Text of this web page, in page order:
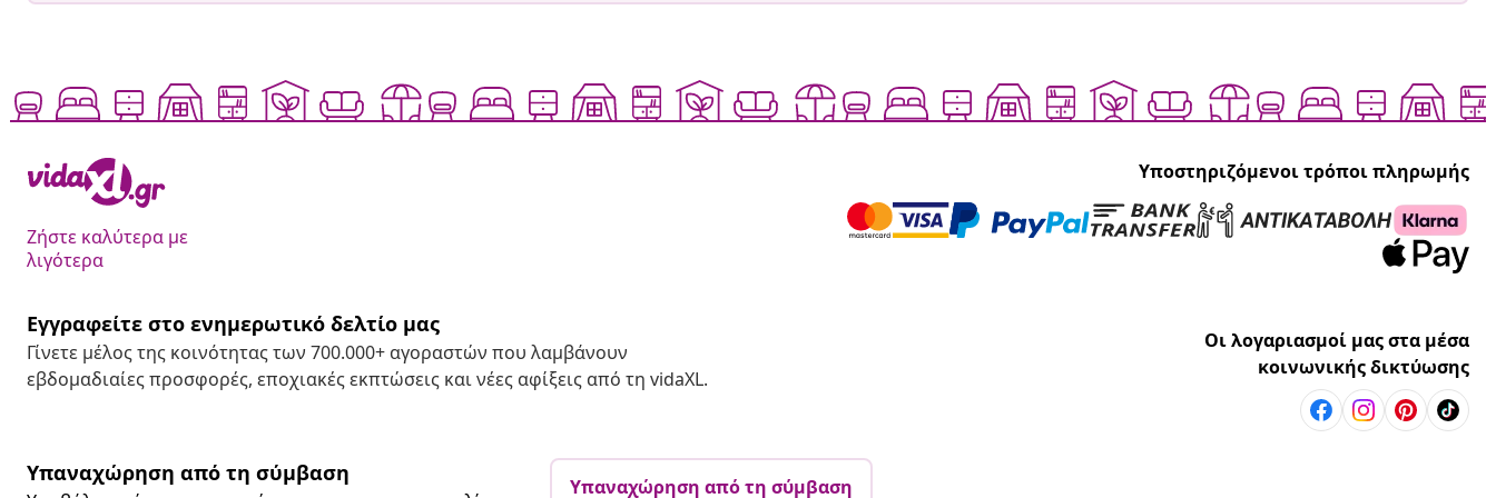
Ζήστε καλύτερα με
λιγότερα
Υποστηριζόμενοι τρόποι πληρωμής
Εγγραφείτε στο ενημερωτικό δελτίο μας
Γίνετε μέλος της κοινότητας των 700.000+ αγοραστών που λαμβάνουν
εβδομαδιαίες προσφορές, εποχιακές εκπτώσεις και νέες αφίξεις από τη vidaXL.
Οι λογαριασμοί μας στα μέσα
κοινωνικής δικτύωσης
Υπαναχώρηση από τη σύμβαση
Υπαναχώρηση από τη σύμβαση